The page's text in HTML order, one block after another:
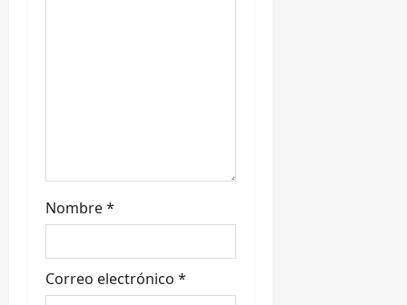
d
s
Nombre*
Correo electrónico *